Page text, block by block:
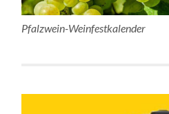
Pfalzwein-Weinfestkalender